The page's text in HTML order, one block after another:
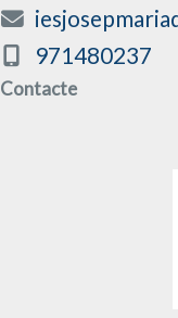
971480237
Contacte